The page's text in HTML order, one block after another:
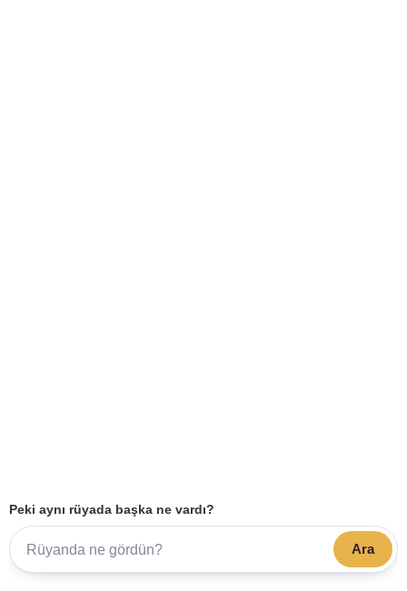
Peki aynı rüyada başka ne vardı?
Ara